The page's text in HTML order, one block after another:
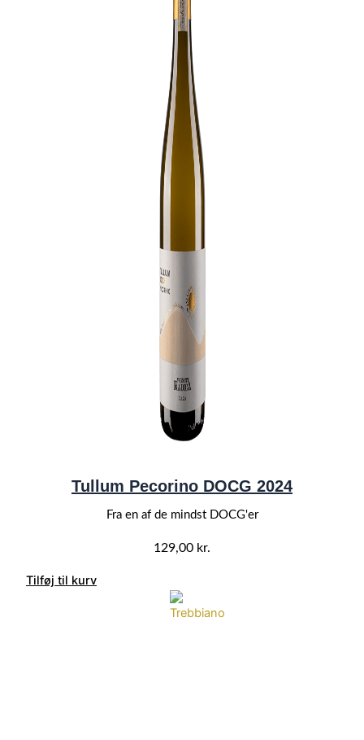
Tullum Pecorino DOCG 2024
Fra en af de mindst DOCG'er
129,00 kr.
Tilføj til kurv